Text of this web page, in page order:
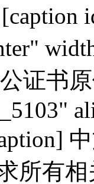
证书
所有